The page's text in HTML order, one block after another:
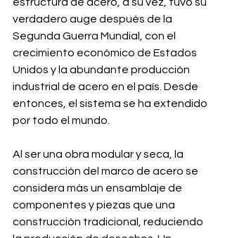
verdadero auge después de la
Segunda Guerra Mundial, con el
crecimiento económico de Estados
Unidos y la abundante producción
industrial de acero en el país. Desde
entonces, el sistema se ha extendido
por todo el mundo.
Al ser una obra modular y seca, la
construcción del marco de acero se
considera más un ensamblaje de
componentes y piezas que una
construcción tradicional, reduciendo